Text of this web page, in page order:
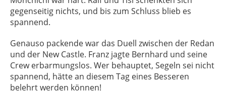
gegenseitig nichts, und bis zum Schluss blieb es
spannend.
Genauso packende war das Duell zwischen der Redan
und der New Castle. Franz jagte Bernhard und seine
Crew erbarmungslos. Wer behauptet, Segeln sei nicht
spannend, hätte an diesem Tag eines Besseren
belehrt werden können!